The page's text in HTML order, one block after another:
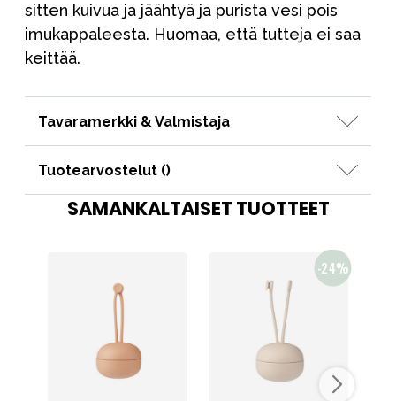
sitten kuivua ja jäähtyä ja purista vesi pois
imukappaleesta. Huomaa, että tutteja ei saa
keittää.
Tavaramerkki & Valmistaja
Tuotearvostelut ()
SAMANKALTAISET TUOTTEET